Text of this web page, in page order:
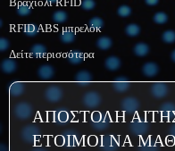
RFID ABS μπρελόκ
Δείτε περισσότερα
ΑΠΟΣΤΟΛΗ
ΕΤΟΙΜΟΙ ΝΑ